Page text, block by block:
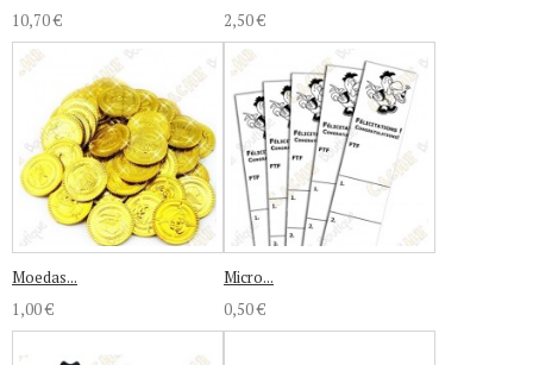
10,70 €
2,50 €
Moedas...
1,00 €
Micro...
0,50 €